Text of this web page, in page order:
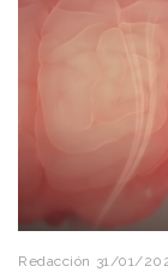
Redacción 31/01/